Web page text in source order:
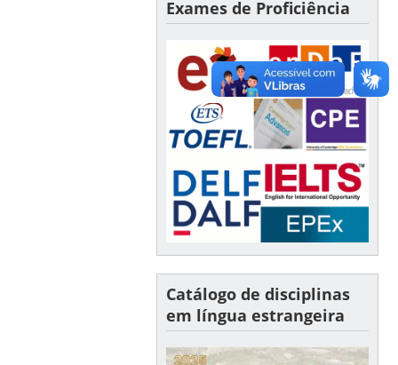
Exames de Proficiência
Catálogo de disciplinas
em língua estrangeira